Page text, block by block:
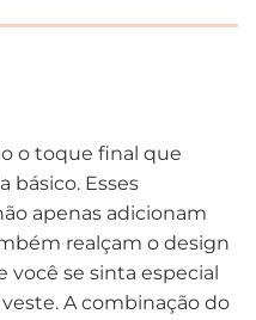
o toque final que
básico. Esses
apenas adicionam
realçam o design
se sinta especial
A combinação do